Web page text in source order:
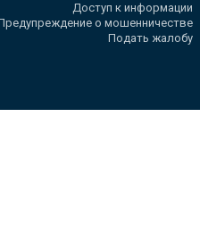
Доступ к информации
о мошенничестве
Подать жалобу